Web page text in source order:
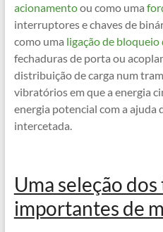
acionamentoou como uma
interruptores e chaves de
como uma ligação de bloqueio
fechaduras de porta ou
distribuição de carga num
vibratórios em que a energia
energia potencial com a ajuda
intercetada.
Uma seleção
importantes de